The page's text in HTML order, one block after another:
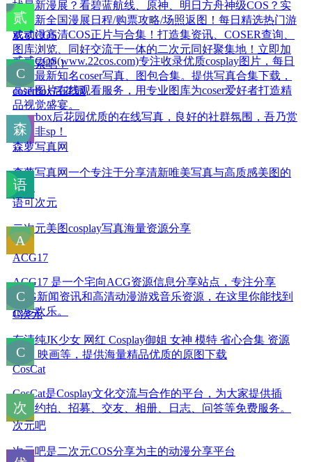
找最新漫展？看碧蓝航线、原神、明日方舟神级COS？实
时更新全国漫展日程/购票攻略/场照返图！每日精选热门游
戏动漫高清COS正片与合集！打造集资讯、COSER查询、
图库浏览、同好交流于一体的二次元同好聚集地！立即加
入探索吧！
贰贰COS
贰贰COS(www.22cos.com)专注收录优质cosplay图片，每日
更新最新知名coser写真、图包合集。提供写真合集下载，
高清图片在线观看服务，用专业图库为coser爱好者打造精
品视觉盛宴。
coserbox后花园
coserbox后花园优质的在线写真，良好的社群氛围，吾乃赏
美，非sp！
森萝写真网
森萝写真网一个专注于分享清新唯美写真与高质感美图的
平台
语可次元
二次元美图cosplay写真海量资源分享
ACG17
ACG17 是一个宅向ACG资源信息分享站点，专注分享
ACG新闻资讯和高清动漫游戏音乐资源，在这里你能找到
很多欢乐。
C次元
有清纯JK少女 网红 Cosplay御姐 女神 模特 省心合集 资源
秀人 映画等，提供海量精品优质的原图下载
CosCat
CosCat是Cosplay文化交流与合作的平台，为大家提供插
画、约拍、招募、交友、相册、日志、问答等免费服务。
次元吧
次元吧是二次元COS分享为主的动漫分享平台